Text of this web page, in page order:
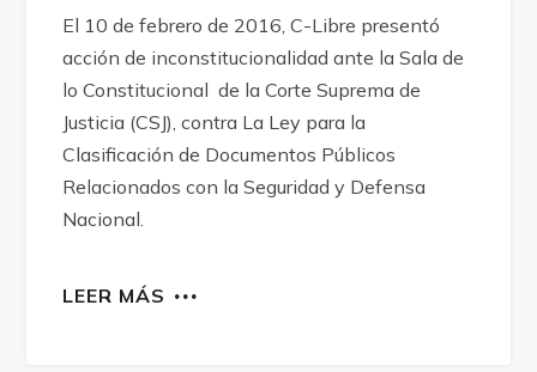
El 10 de febrero de 2016, C-Libre presentó
acción de inconstitucionalidad ante la Sala de
lo Constitucional de la Corte Suprema de
Justicia (CSJ), contra La Ley para la
Clasificación de Documentos Públicos
Relacionados con la Seguridad y Defensa
Nacional.
LEER MÁS